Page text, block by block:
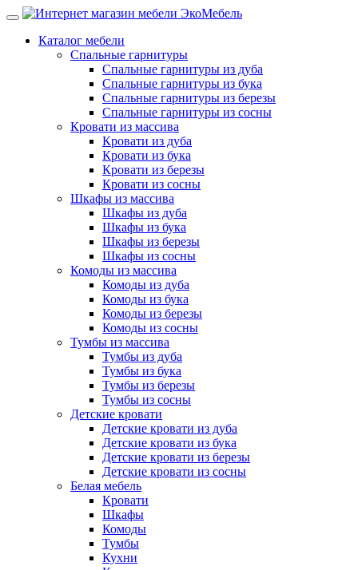
Каталог мебели
Спальные гарнитуры
Спальные гарнитуры из дуба
Спальные гарнитуры из бука
Спальные гарнитуры из березы
Спальные гарнитуры из сосны
Кровати из массива
Кровати из дуба
Кровати из бука
Кровати из березы
Кровати из сосны
Шкафы из массива
Шкафы из дуба
Шкафы из бука
Шкафы из березы
Шкафы из сосны
Комоды из массива
Комоды из дуба
Комоды из бука
Комоды из березы
Комоды из сосны
Тумбы из массива
Тумбы из дуба
Тумбы из бука
Тумбы из березы
Тумбы из сосны
Детские кровати
Детские кровати из дуба
Детские кровати из бука
Детские кровати из березы
Детские кровати из сосны
Белая мебель
Кровати
Шкафы
Комоды
Тумбы
Кухни